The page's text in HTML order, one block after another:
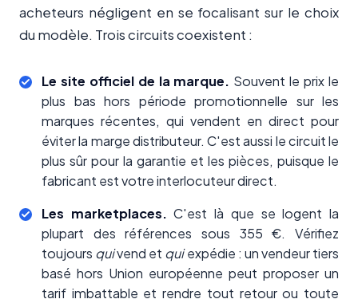
acheteurs négligent en se focalisant sur le choix
du modèle. Trois circuits coexistent :
Le site officiel de la marque. Souvent le prix le
plus bas hors période promotionnelle sur les
marques récentes, qui vendent en direct pour
éviter la marge distributeur. C'est aussi le circuit le
plus sûr pour la garantie et les pièces, puisque le
fabricant est votre interlocuteur direct.
Les marketplaces. C'est là que se logent la
plupart des références sous 355 €. Vérifiez
toujours quivend et quiexpédie : un vendeur tiers
basé hors Union européenne peut proposer un
tarif imbattable et rendre tout retour ou toute